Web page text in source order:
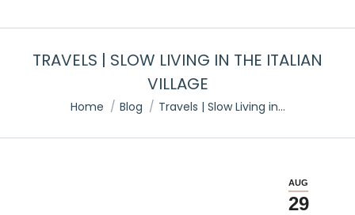
TRAVELS | SLOW LIVING IN THE ITALIAN
VILLAGE
You are here:
Home Blog Travels | Slow Living in…
AUG
29